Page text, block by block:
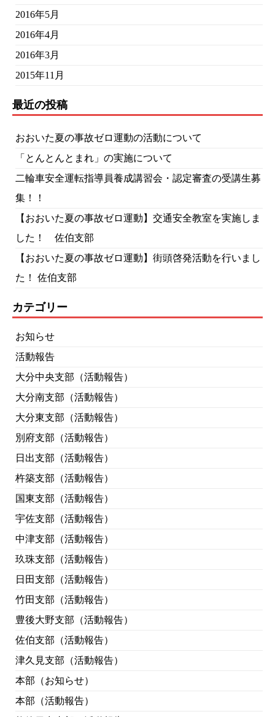
2016年5月
2016年4月
2016年3月
2015年11月
最近の投稿
おおいた夏の事故ゼロ運動の活動について
「とんとんとまれ」の実施について
二輪車安全運転指導員養成講習会・認定審査の受講生募
集！！
【おおいた夏の事故ゼロ運動】交通安全教室を実施しま
した！ 佐伯支部
【おおいた夏の事故ゼロ運動】街頭啓発活動を行いまし
た！ 佐伯支部
カテゴリー
お知らせ
活動報告
大分中央支部（活動報告）
大分南支部（活動報告）
大分東支部（活動報告）
別府支部（活動報告）
日出支部（活動報告）
杵築支部（活動報告）
国東支部（活動報告）
宇佐支部（活動報告）
中津支部（活動報告）
玖珠支部（活動報告）
日田支部（活動報告）
竹田支部（活動報告）
豊後大野支部（活動報告）
佐伯支部（活動報告）
津久見支部（活動報告）
本部（お知らせ）
本部（活動報告）